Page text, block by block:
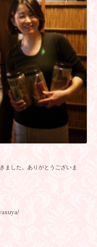
ました。ありがとうございま